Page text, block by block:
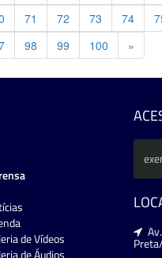
71 72 73 74
98 99 100 »
de Vídeos
de Áudios